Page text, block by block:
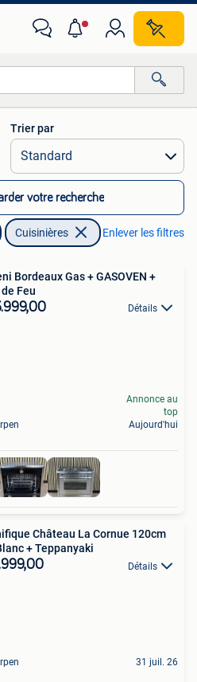
les distances…
Trier par
votre recherche
Cuisinières Enlever les filtres
Bordeaux Gas + GASOVEN +
Feu
Détails
Annonce au
top
Aujourd'hui
Château La Cornue 120cm
+ Teppanyaki
Détails
31 juil. 26